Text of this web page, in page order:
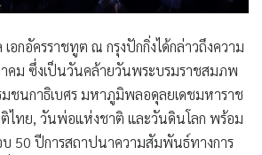
อกอัครราชทูต ณ กรุงปักกิ่งได้กล่าวถึงความ
คม ซึ่งเป็นวันคล้ายวันพระบรมราชสมภพ
ชนกาธิเบศร มหาภูมิพลอดุลยเดชมหาราช
ไทย, วันพ่อแห่งชาติ และวันดินโลก พร้อม
บ 50 ปีการสถาปนาความสัมพันธ์ทางการ